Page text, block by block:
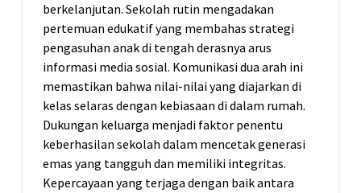
berkelanjutan. Sekolah rutin mengadakan
pertemuan edukatif yang membahas strategi
pengasuhan anak di tengah derasnya arus
informasi media sosial. Komunikasi dua arah ini
memastikan bahwa nilai-nilai yang diajarkan di
kelas selaras dengan kebiasaan di dalam rumah.
Dukungan keluarga menjadi faktor penentu
keberhasilan sekolah dalam mencetak generasi
emas yang tangguh dan memiliki integritas.
Kepercayaan yang terjaga dengan baik antara